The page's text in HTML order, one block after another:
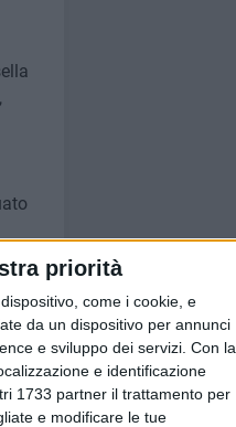
priorità
come i cookie, e
da un dispositivo per annunci
e sviluppo dei servizi. Con la
e identificazione
1733 partner il trattamento per
e modificare le tue
avrà